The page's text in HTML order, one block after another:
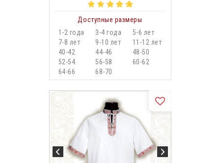
Доступные размеры
1-2 года
3-4 года
5-6 лет
7-8 лет
9-10 лет
11-12 лет
40-42
44-46
48-50
52-54
56-58
60-62
64-66
68-70